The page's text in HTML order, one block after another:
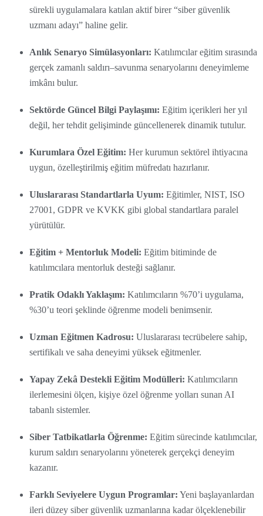
sürekli uygulamalara katılan aktif birer “siber güvenlik
uzmanı adayı” haline gelir.
Anlık Senaryo Simülasyonları: Katılımcılar eğitim sırasında
gerçek zamanlı saldırı–savunma senaryolarını deneyimleme
imkânı bulur.
Sektörde Güncel Bilgi Paylaşımı: Eğitim içerikleri her yıl
değil, her tehdit gelişiminde güncellenerek dinamik tutulur.
Kurumlara Özel Eğitim: Her kurumun sektörel ihtiyacına
uygun, özelleştirilmiş eğitim müfredatı hazırlanır.
Uluslararası Standartlarla Uyum: Eğitimler, NIST, ISO
27001, GDPR ve KVKK gibi global standartlara paralel
yürütülür.
Eğitim + Mentorluk Modeli: Eğitim bitiminde de
katılımcılara mentorluk desteği sağlanır.
Pratik Odaklı Yaklaşım: Katılımcıların %70’i uygulama,
%30’u teori şeklinde öğrenme modeli benimsenir.
Uzman Eğitmen Kadrosu: Uluslararası tecrübelere sahip,
sertifikalı ve saha deneyimi yüksek eğitmenler.
Yapay Zekâ Destekli Eğitim Modülleri: Katılımcıların
ilerlemesini ölçen, kişiye özel öğrenme yolları sunan AI
tabanlı sistemler.
Siber Tatbikatlarla Öğrenme: Eğitim sürecinde katılımcılar,
kurum saldırı senaryolarını yöneterek gerçekçi deneyim
kazanır.
Farklı Seviyelere Uygun Programlar: Yeni başlayanlardan
ileri düzey siber güvenlik uzmanlarına kadar ölçeklenebilir